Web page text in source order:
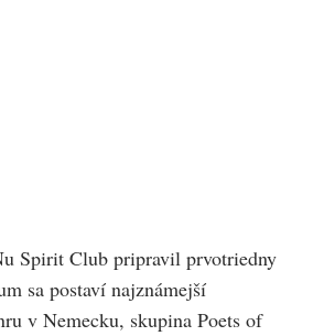
Spirit Club pripravil prvotriedny
sa postaví najznámejší
v Nemecku, skupina Poets of